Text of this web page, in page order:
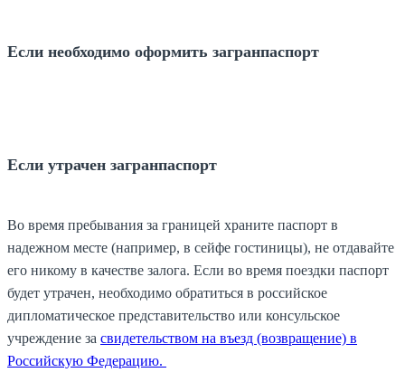
Если необходимо оформить загранпаспорт
Если утрачен загранпаспорт
Во время пребывания за границей храните паспорт в
надежном месте (например, в сейфе гостиницы), не отдавайте
его никому в качестве залога. Если во время поездки паспорт
будет утрачен, необходимо обратиться в российское
дипломатическое представительство или консульское
учреждение за свидетельством на въезд (возвращение) в
Российскую Федерацию.